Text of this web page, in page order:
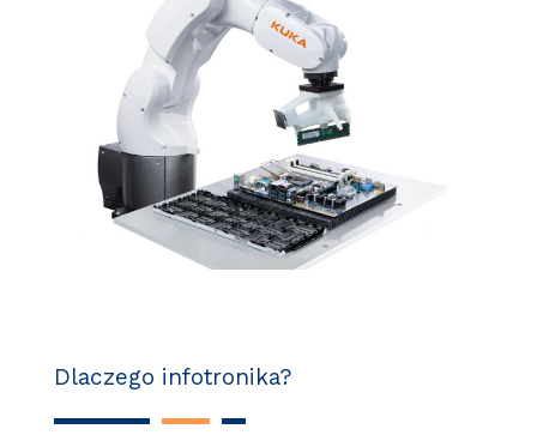
Dlaczego infotronika?